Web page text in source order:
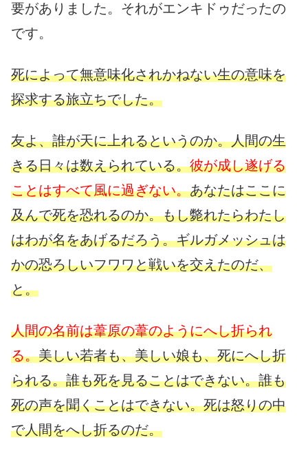
要がありました。それがエンキドゥだったの
です。
死によって無意味化されかねない生の意味を
探求する旅立ちでした。
友よ、誰が天に上れるというのか。人間の生
きる日々は数えられている。彼が成し遂げる
ことはすべて風に過ぎない。あなたはここに
及んで死を恐れるのか。もし斃れたらわたし
はわが名をあげるだろう。ギルガメッシュは
かの恐ろしいフワワと戦いを交えたのだ、
と。
人間の名前は葦原の葦のようにへし折られ
る。美しい若者も、美しい娘も、死にへし折
られる。誰も死を見ることはできない。誰も
死の声を聞くことはできない。死は怒りの中
で人間をへし折るのだ。